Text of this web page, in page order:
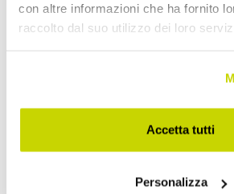
con altre informazioni che ha fornito
raccolto dal suo utilizzo dei loro
Accetta tutti
Personalizza
Nur für kurze
zugreifen!